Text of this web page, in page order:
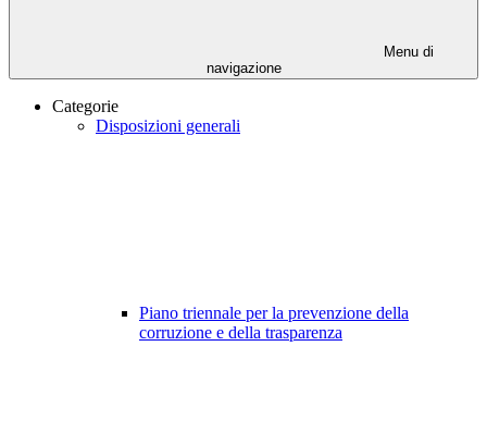
Menu di
navigazione
Categorie
Disposizioni generali
Piano triennale per la prevenzione della
corruzione e della trasparenza